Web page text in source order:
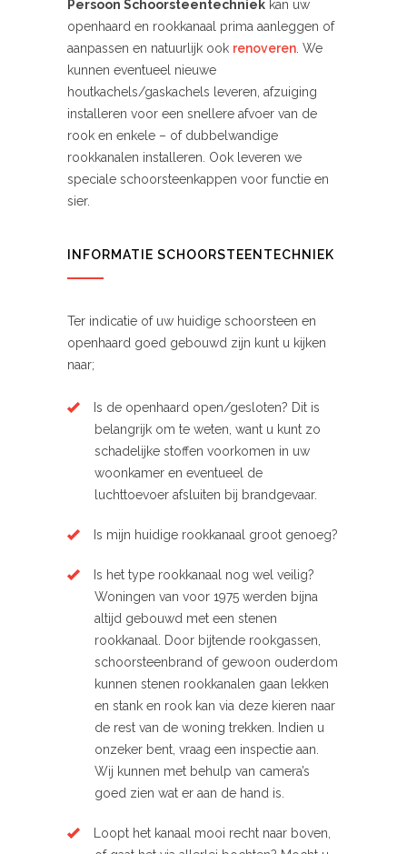
Persoon Schoorsteentechniek kan uw
openhaard en rookkanaal prima aanleggen of
aanpassen en natuurlijk ook renoveren. We
kunnen eventueel nieuwe
houtkachels/gaskachels leveren, afzuiging
installeren voor een snellere afvoer van de
rook en enkele – of dubbelwandige
rookkanalen installeren. Ook leveren we
speciale schoorsteenkappen voor functie en
sier.
INFORMATIE SCHOORSTEENTECHNIEK
Ter indicatie of uw huidige schoorsteen en
openhaard goed gebouwd zijn kunt u kijken
naar;
Is de openhaard open/gesloten? Dit is
belangrijk om te weten, want u kunt zo
schadelijke stoffen voorkomen in uw
woonkamer en eventueel de
luchttoevoer afsluiten bij brandgevaar.
Is mijn huidige rookkanaal groot genoeg?
Is het type rookkanaal nog wel veilig?
Woningen van voor 1975 werden bijna
altijd gebouwd met een stenen
rookkanaal. Door bijtende rookgassen,
schoorsteenbrand of gewoon ouderdom
kunnen stenen rookkanalen gaan lekken
en stank en rook kan via deze kieren naar
de rest van de woning trekken. Indien u
onzeker bent, vraag een inspectie aan.
Wij kunnen met behulp van camera’s
goed zien wat er aan de hand is.
Loopt het kanaal mooi recht naar boven,